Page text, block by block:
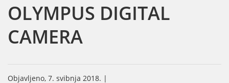
OLYMPUS DIGITAL
CAMERA
Objavljeno, 7. svibnja 2018. |